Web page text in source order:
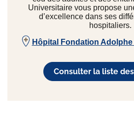
Universitaire vous propose
d’excellence dans ses
hospitaliers.
Hôpital Fondation
Consulter la liste